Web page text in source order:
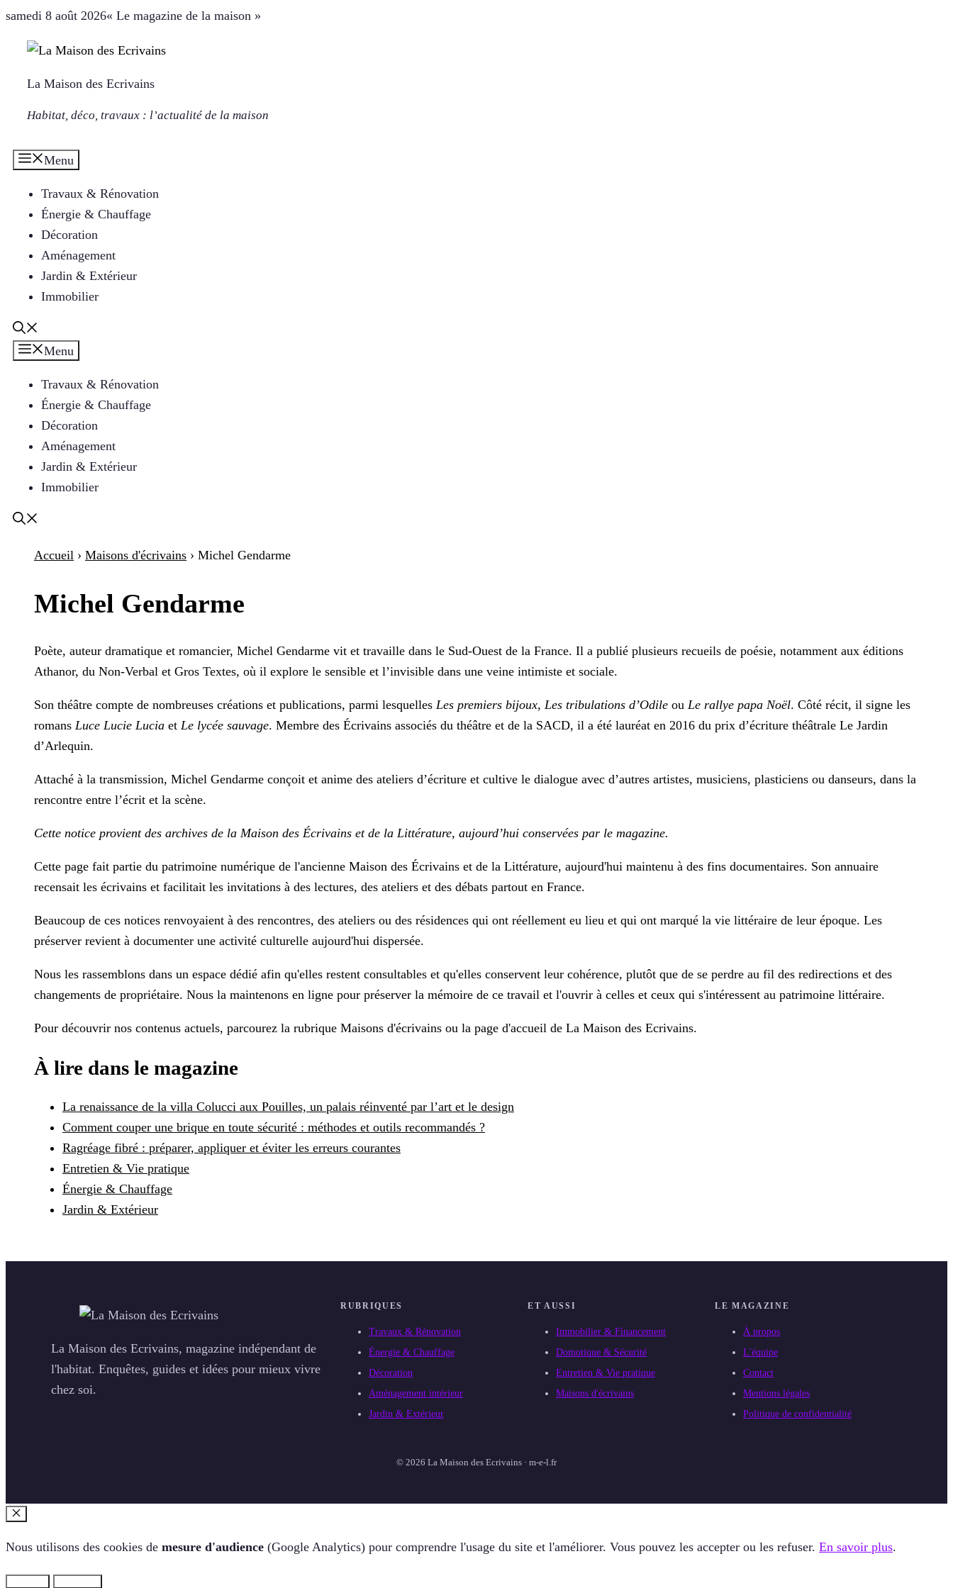
Aller
contenu
samedi 8 août 2026« Le magazine de la maison »
La Maison des Ecrivains
Habitat, déco, travaux : l’actualité de la maison
Menu
Travaux & Rénovation
Énergie & Chauffage
Décoration
Aménagement
Jardin & Extérieur
Immobilier
Menu
Travaux & Rénovation
Énergie & Chauffage
Décoration
Aménagement
Jardin & Extérieur
Immobilier
Accueil › Maisons d'écrivains › Michel Gendarme
Michel Gendarme
Poète, auteur dramatique et romancier, Michel Gendarme vit et travaille dans le Sud-Ouest de la France. Il a publié plusieurs recueils de poésie, notamment aux éditions
Athanor, du Non-Verbal et Gros Textes, où il explore le sensible et l’invisible dans une veine intimiste et sociale.
Son théâtre compte de nombreuses créations et publications, parmi lesquelles Les premiers bijoux, Les tribulations d’Odile ou Le rallye papa Noël. Côté récit, il signe les
romans Luce Lucie Lucia et Le lycée sauvage. Membre des Écrivains associés du théâtre et de la SACD, il a été lauréat en 2016 du prix d’écriture théâtrale Le Jardin
d’Arlequin.
Attaché à la transmission, Michel Gendarme conçoit et anime des ateliers d’écriture et cultive le dialogue avec d’autres artistes, musiciens, plasticiens ou danseurs, dans la
rencontre entre l’écrit et la scène.
Cette notice provient des archives de la Maison des Écrivains et de la Littérature, aujourd’hui conservées par le magazine.
Cette page fait partie du patrimoine numérique de l'ancienne Maison des Écrivains et de la Littérature, aujourd'hui maintenu à des fins documentaires. Son annuaire
recensait les écrivains et facilitait les invitations à des lectures, des ateliers et des débats partout en France.
Beaucoup de ces notices renvoyaient à des rencontres, des ateliers ou des résidences qui ont réellement eu lieu et qui ont marqué la vie littéraire de leur époque. Les
préserver revient à documenter une activité culturelle aujourd'hui dispersée.
Nous les rassemblons dans un espace dédié afin qu'elles restent consultables et qu'elles conservent leur cohérence, plutôt que de se perdre au fil des redirections et des
changements de propriétaire. Nous la maintenons en ligne pour préserver la mémoire de ce travail et l'ouvrir à celles et ceux qui s'intéressent au patrimoine littéraire.
Pour découvrir nos contenus actuels, parcourez la rubrique Maisons d'écrivains ou la page d'accueil de La Maison des Ecrivains.
À lire dans le magazine
La renaissance de la villa Colucci aux Pouilles, un palais réinventé par l’art et le design
Comment couper une brique en toute sécurité : méthodes et outils recommandés ?
Ragréage fibré : préparer, appliquer et éviter les erreurs courantes
Entretien & Vie pratique
Énergie & Chauffage
Jardin & Extérieur
La Maison des Ecrivains, magazine indépendant de
l'habitat. Enquêtes, guides et idées pour mieux vivre
chez soi.
RUBRIQUES
Travaux & Rénovation
Énergie & Chauffage
Décoration
Aménagement intérieur
Jardin & Extérieur
ET AUSSI
Immobilier & Financement
Domotique & Sécurité
Entretien & Vie pratique
Maisons d'écrivains
LE MAGAZINE
À propos
L'équipe
Contact
Mentions légales
Politique de confidentialité
© 2026 La Maison des Ecrivains · m-e-l.fr
Fermer
Nous utilisons des cookies de mesure d'audience (Google Analytics) pour comprendre l'usage du site et l'améliorer. Vous pouvez les accepter ou les refuser. En savoir plus.